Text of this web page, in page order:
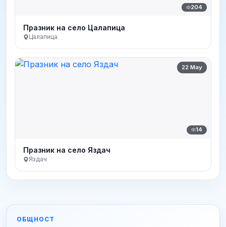
204
Празник на село Цалапица
Цалапица
22 May
14
Празник на село Яздач
Яздач
ОБЩНОСТ